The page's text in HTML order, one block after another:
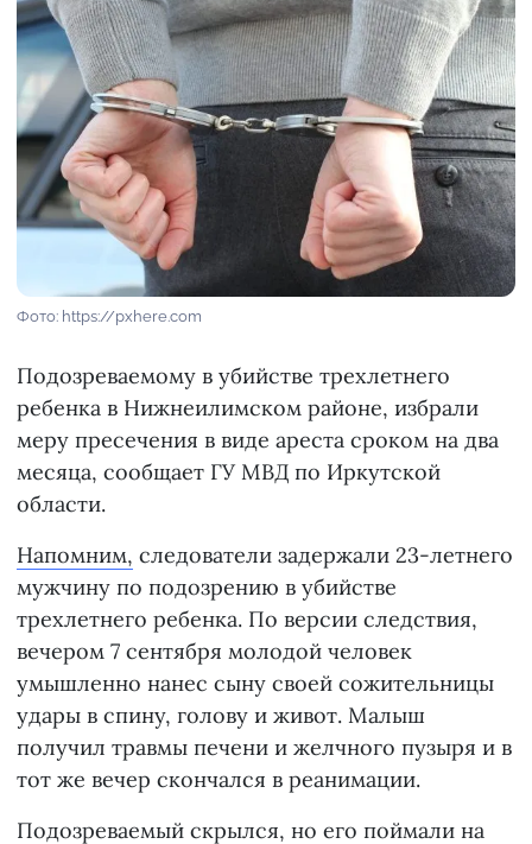
Фото: https://pxhere.com
Подозреваемому в убийстве трехлетнего
ребенка в Нижнеилимском районе, избрали
меру пресечения в виде ареста сроком на два
месяца, сообщает ГУ МВД по Иркутской
области.
Напомним, следователи задержали 23-летнего
мужчину по подозрению в убийстве
трехлетнего ребенка. По версии следствия,
вечером 7 сентября молодой человек
умышленно нанес сыну своей сожительницы
удары в спину, голову и живот. Малыш
получил травмы печени и желчного пузыря и в
тот же вечер скончался в реанимации.
Подозреваемый скрылся, но его поймали на